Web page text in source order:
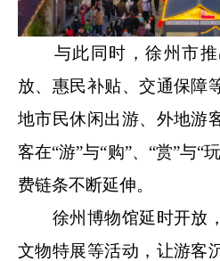
与此同时，徐州市推
放、惠民补贴、交通保障
地市民休闲出游、外地游
客在“游”与“购”、“赏”与“
费链条不断延伸。
徐州博物馆延时开放，
文物特展等活动，让游客